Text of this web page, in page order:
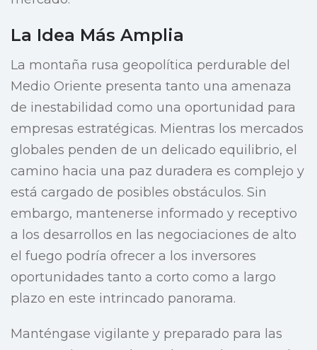
La Idea Más Amplia
La montaña rusa geopolítica perdurable del
Medio Oriente presenta tanto una amenaza
de inestabilidad como una oportunidad para
empresas estratégicas. Mientras los mercados
globales penden de un delicado equilibrio, el
camino hacia una paz duradera es complejo y
está cargado de posibles obstáculos. Sin
embargo, mantenerse informado y receptivo
a los desarrollos en las negociaciones de alto
el fuego podría ofrecer a los inversores
oportunidades tanto a corto como a largo
plazo en este intrincado panorama.
Manténgase vigilante y preparado para las